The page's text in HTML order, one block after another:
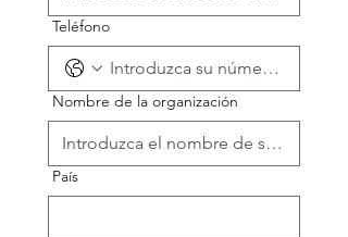
Teléfono
Nombre de la organización
País